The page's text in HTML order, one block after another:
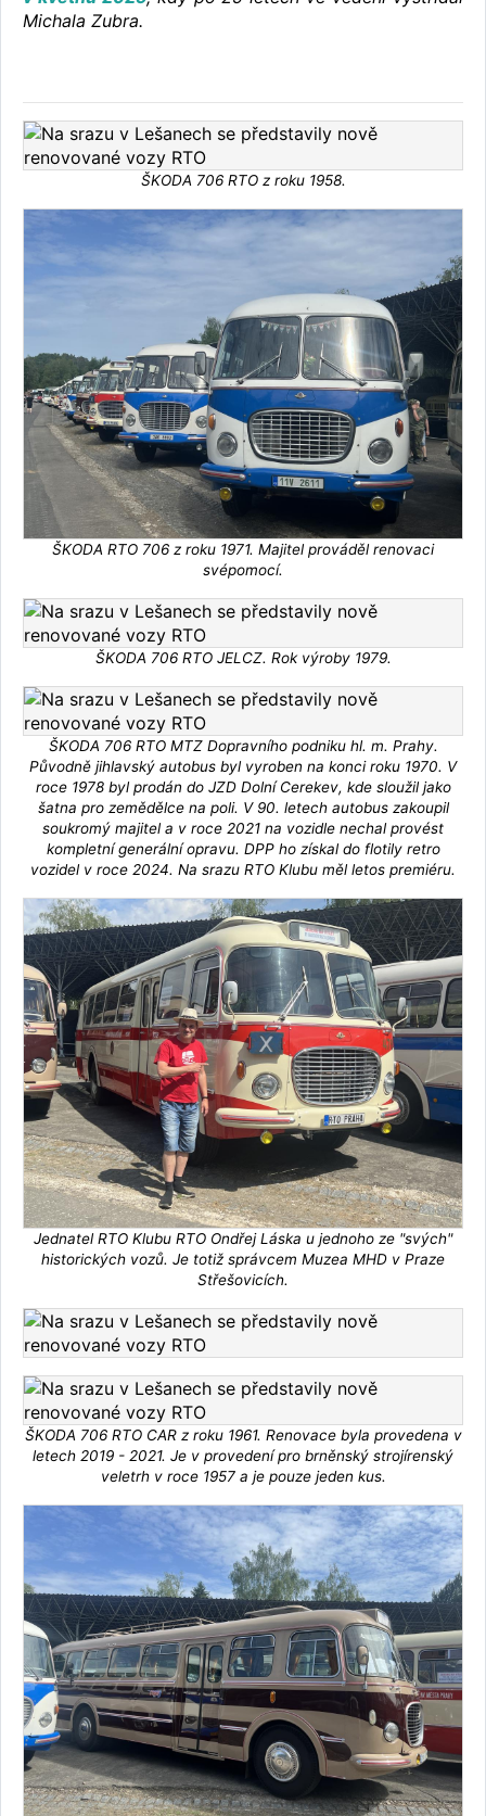
Michala Zubra.
ŠKODA 706 RTO z roku 1958.
ŠKODA RTO 706 z roku 1971. Majitel prováděl renovaci
svépomocí.
ŠKODA 706 RTO JELCZ. Rok výroby 1979.
ŠKODA 706 RTO MTZ Dopravního podniku hl. m. Prahy.
Původně jihlavský autobus byl vyroben na konci roku 1970. V
roce 1978 byl prodán do JZD Dolní Cerekev, kde sloužil jako
šatna pro zemědělce na poli. V 90. letech autobus zakoupil
soukromý majitel a v roce 2021 na vozidle nechal provést
kompletní generální opravu. DPP ho získal do flotily retro
vozidel v roce 2024. Na srazu RTO Klubu měl letos premiéru.
Jednatel RTO Klubu RTO Ondřej Láska u jednoho ze "svých"
historických vozů. Je totiž správcem Muzea MHD v Praze
Střešovicích.
ŠKODA 706 RTO CAR z roku 1961. Renovace byla provedena v
letech 2019 - 2021. Je v provedení pro brněnský strojírenský
veletrh v roce 1957 a je pouze jeden kus.